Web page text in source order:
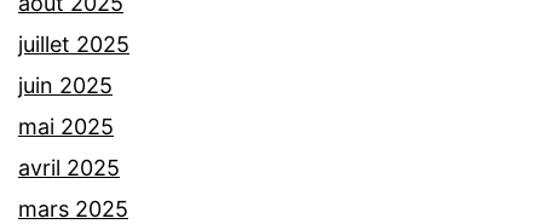
juillet 2025
juin 2025
mai 2025
avril 2025
mars 2025